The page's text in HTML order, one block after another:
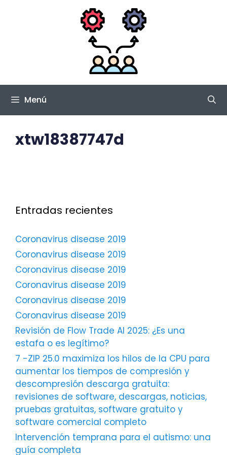
Menú
xtw18387747d
Entradas recientes
Coronavirus disease 2019
Coronavirus disease 2019
Coronavirus disease 2019
Coronavirus disease 2019
Coronavirus disease 2019
Coronavirus disease 2019
Revisión de Flow Trade AI 2025: ¿Es una
estafa o es legítimo?
7 -ZIP 25.0 maximiza los hilos de la CPU para
aumentar los tiempos de compresión y
descompresión descarga gratuita:
revisiones de software, descargas, noticias,
pruebas gratuitas, software gratuito y
software comercial completo
Intervención temprana para el autismo: una
guía completa